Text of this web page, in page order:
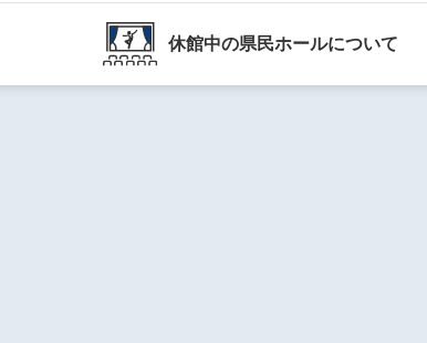
休館中の県民ホールについて